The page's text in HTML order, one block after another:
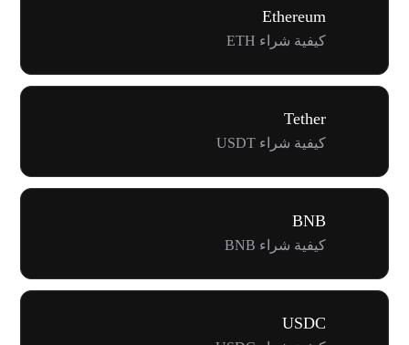
Ethereum
كيفية شراء ETH
Tether
كيفية شراء USDT
BNB
كيفية شراء BNB
USDC